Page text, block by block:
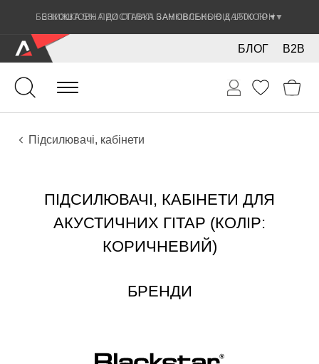
ЗНИЖКА 5% ПРИ ОПЛАТІ БАНКІВСЬКОЮ КАРТКОЮ ▼
B2B
БЛОГ
Гітари
Акустичні інструменти
Звукове обладнання
Підсилювачі, кабінети
ПІДСИЛЮВАЧІ, КАБІНЕТИ ДЛЯ
АКУСТИЧНИХ ГІТАР (КОЛІР:
КОРИЧНЕВИЙ)
БРЕНДИ